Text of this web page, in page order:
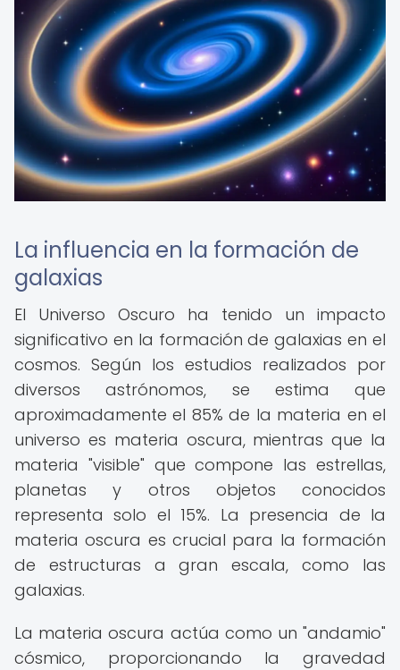
La influencia en la formación de
galaxias
El Universo Oscuro ha tenido un impacto
significativo en la formación de galaxias en el
cosmos. Según los estudios realizados por
diversos astrónomos, se estima que
aproximadamente el 85% de la materia en el
universo es materia oscura, mientras que la
materia "visible" que compone las estrellas,
planetas y otros objetos conocidos
representa solo el 15%. La presencia de la
materia oscura es crucial para la formación
de estructuras a gran escala, como las
galaxias.
La materia oscura actúa como un "andamio"
cósmico, proporcionando la gravedad